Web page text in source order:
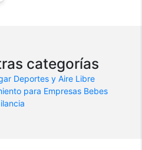
categorías
Deportes y Aire Libre
para Empresas Bebes